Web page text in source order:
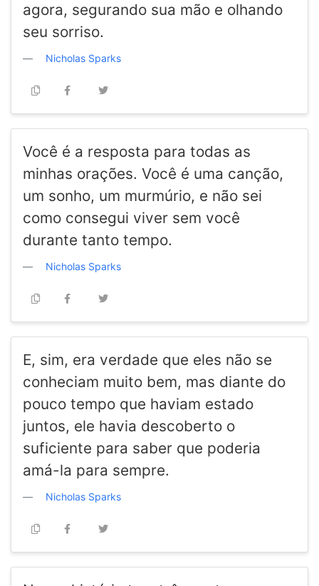
agora, segurando sua mão e olhando
seu sorriso.
Nicholas Sparks
Você é a resposta para todas as
minhas orações. Você é uma canção,
um sonho, um murmúrio, e não sei
como consegui viver sem você
durante tanto tempo.
Nicholas Sparks
E, sim, era verdade que eles não se
conheciam muito bem, mas diante do
pouco tempo que haviam estado
juntos, ele havia descoberto o
suficiente para saber que poderia
amá-la para sempre.
Nicholas Sparks